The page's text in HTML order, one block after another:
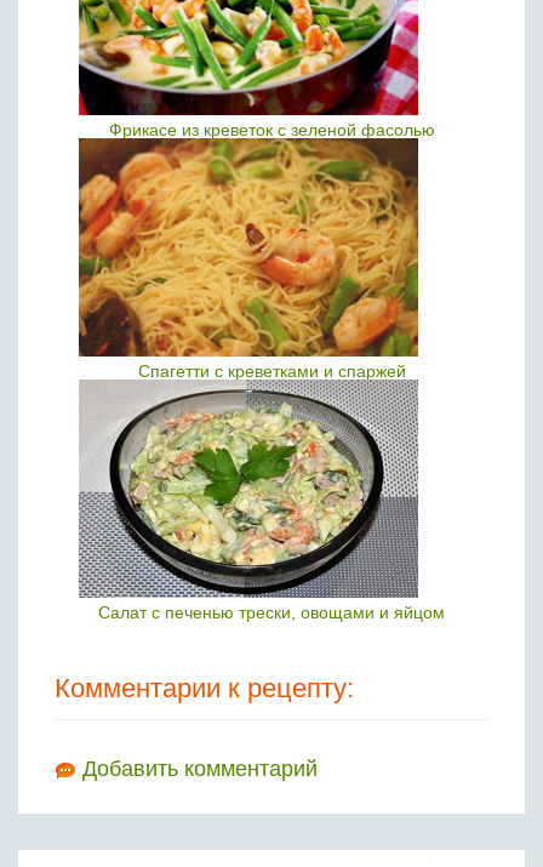
Фрикасе из креветок с зеленой фасолью
Спагетти с креветками и спаржей
Салат с печенью трески, овощами и яйцом
Комментарии к рецепту:
Добавить комментарий